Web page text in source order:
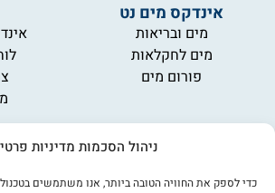
ניהול הסכמות מדיניות
אינדקס מים נט
מים ובריאות
מים לחקלאות
פורום מים
מידע
תקנון
הרשמה לניוזלטר